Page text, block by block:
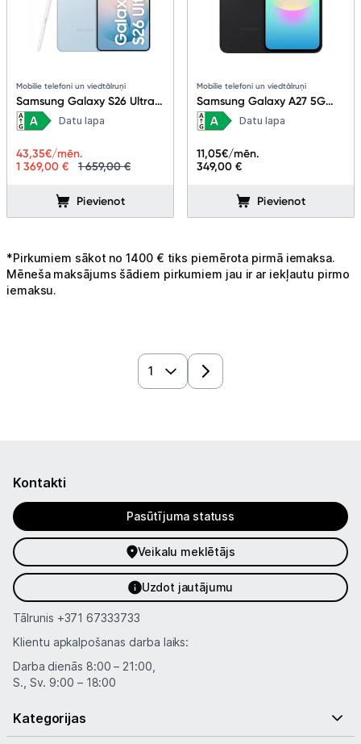
Mobilie telefoni un viedtālruņi
Samsung Galaxy S26 Ultra
5G 12+512GB Sky Blue
Datu lapa
1 369,00 € 1 659,00 €
43,35€/mēn.
Pievienot
Mobilie telefoni un viedtālruņi
Samsung Galaxy A27 5G
6+128GB Black
Datu lapa
349,00 €
11,05€/mēn.
Pievienot
*Pirkumiem sākot no 1400 € tiks piemērota pirmā iemaksa.
Mēneša maksājums šādiem pirkumiem jau ir ar iekļautu pirmo
iemaksu.
Kontakti
Pasūtījuma statuss
Veikalu meklētājs
Uzdot jautājumu
Tālrunis +371 67333733
Klientu apkalpošanas darba laiks:
Darba dienās 8:00 – 21:00,
S., Sv. 9:00 – 18:00
Kategorijas